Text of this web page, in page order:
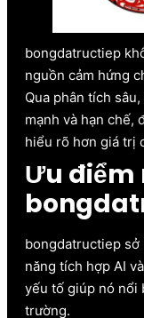
bongdatructiep
nguồn cảm hứng
Qua phân tích
mạnh và hạn chế,
hiểu rõ hơn giá trị
Ưu điểm
bongdatructiep sở
năng tích hợp AI
yếu tố giúp nó nổi
trường.